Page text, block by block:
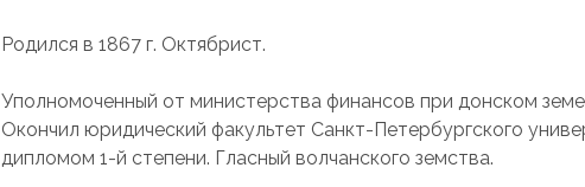
Родился в 1867 г. Октябрист.
Уполномоченный от министерства финансов при донском
Окончил юридический факультет Санкт-Петербургского
дипломом 1-й степени. Гласный волчанского земства.